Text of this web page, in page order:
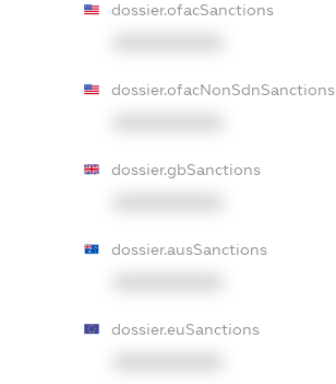
dossier.ofacSanctions
dossier.ofacNonSdnSanctions
dossier.gbSanctions
dossier.ausSanctions
dossier.euSanctions